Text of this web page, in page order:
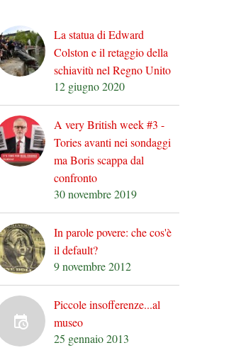
La statua di Edward
Colston e il retaggio della
schiavitù nel Regno Unito
12 giugno 2020
A very British week #3 -
Tories avanti nei sondaggi
ma Boris scappa dal
confronto
30 novembre 2019
In parole povere: che cos'è
il default?
9 novembre 2012
Piccole insofferenze...al
museo
25 gennaio 2013